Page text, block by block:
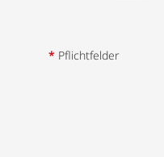
* Pflichtfelder